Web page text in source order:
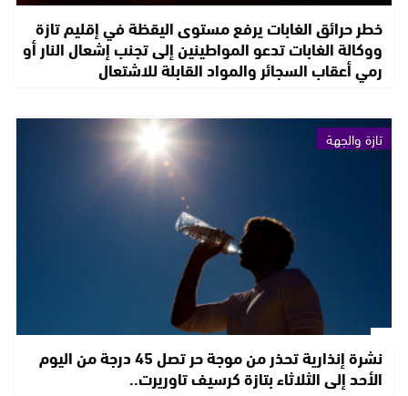
خطر حرائق الغابات يرفع مستوى اليقظة في إقليم تازة
ووكالة الغابات تدعو المواطينين إلى تجنب إشعال النار أو
رمي أعقاب السجائر والمواد القابلة للاشتعال
تازة والجهة
نشرة إنذارية تحذر من موجة حر تصل 45 درجة من اليوم
الأحد إلى الثلاثاء بتازة كرسيف تاوريرت..